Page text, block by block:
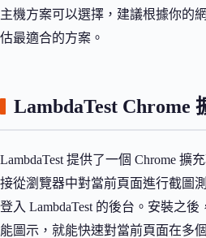
主機方案可以選擇，建議根據你的
估最適合的方案。
LambdaTest Chrome
LambdaTest 提供了一個 Chrome 擴
接從瀏覽器中對當前頁面進行截圖
登入 LambdaTest 的後台。安裝之
能圖示，就能快速對當前頁面在多